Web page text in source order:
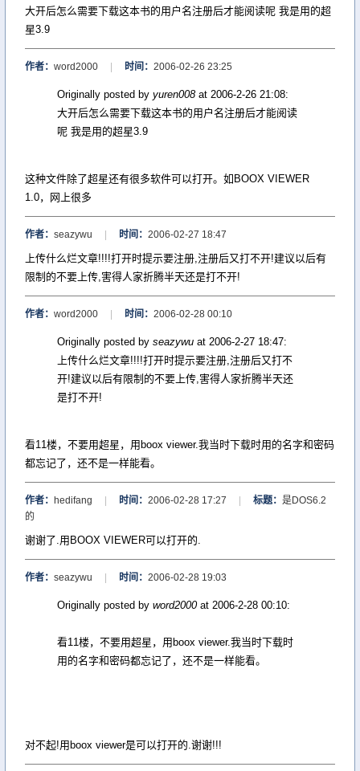
大开后怎么需要下载这本书的用户名注册后才能阅读呢 我是用的超
星3.9
作者： word2000 时间： 2006-02-26 23:25
Originally posted by yuren008at 2006-2-26 21:08:
大开后怎么需要下载这本书的用户名注册后才能阅读
呢 我是用的超星3.9
这种文件除了超星还有很多软件可以打开。如BOOX VIEWER
1.0，网上很多
作者： seazywu 时间： 2006-02-27 18:47
上传什么烂文章!!!!打开时提示要注册,注册后又打不开!建议以后有
限制的不要上传,害得人家折腾半天还是打不开!
作者： word2000 时间： 2006-02-28 00:10
Originally posted by seazywu at 2006-2-27 18:47:
上传什么烂文章!!!!打开时提示要注册,注册后又打不
开!建议以后有限制的不要上传,害得人家折腾半天还
是打不开!
看11楼，不要用超星，用boox viewer.我当时下载时用的名字和密码
都忘记了，还不是一样能看。
作者： hedifang 时间： 2006-02-28 17:27 标题： 是DOS6.2
的
谢谢了.用BOOX VIEWER可以打开的.
作者： seazywu 时间： 2006-02-28 19:03
Originally posted by word2000at 2006-2-28 00:10:
看11楼，不要用超星，用boox viewer.我当时下载时
用的名字和密码都忘记了，还不是一样能看。
对不起!用boox viewer是可以打开的.谢谢!!!